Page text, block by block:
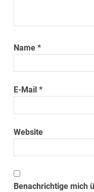
Name*
E-Mail*
Website
Benachrichtige mich